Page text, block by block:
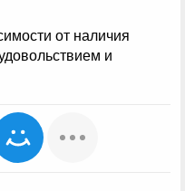
от наличия
и